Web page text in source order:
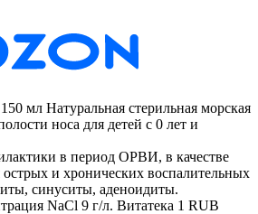
мл Натуральная стерильная морская
носа для детей с 0 лет и
в период ОРВИ, в качестве
и хронических воспалительных
синуситы, аденоидиты.
NaCl 9 г/л. Витатека 1 RUB